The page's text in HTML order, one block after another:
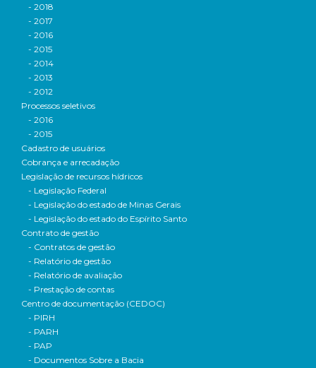
- 2018
- 2017
- 2016
- 2015
- 2014
- 2013
- 2012
Processos seletivos
- 2016
- 2015
Cadastro de usuários
Cobrança e arrecadação
Legislação de recursos hídricos
- Legislação Federal
- Legislação do estado de Minas Gerais
- Legislação do estado do Espírito Santo
Contrato de gestão
- Contratos de gestão
- Relatório de gestão
- Relatório de avaliação
- Prestação de contas
Centro de documentação (CEDOC)
- PIRH
- PARH
- PAP
- Documentos Sobre a Bacia